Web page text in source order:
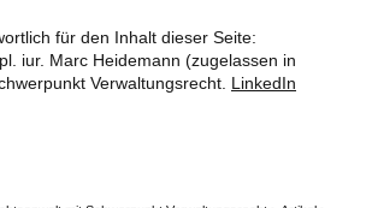
für den Inhalt dieser Seite:
iur. Marc Heidemann (zugelassen in
Verwaltungsrecht. LinkedIn